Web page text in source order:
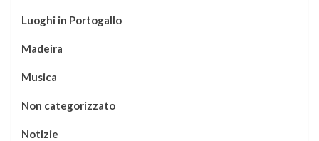
Luoghi in Portogallo
Madeira
Musica
Non categorizzato
Notizie